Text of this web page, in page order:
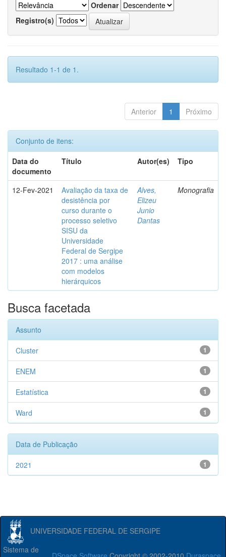
Ordenar
Registro(s)
Resultado 1-1 de 1.
Anterior 1 Próximo
Conjunto de itens:
Data do
documento
Título Autor(es) Tipo
12-Fev-2021
Avaliação da taxa de
desistência por
curso durante o
processo seletivo
SISU da
Universidade
Federal de Sergipe
2017 : uma análise
com modelos
hierárquicos
Alves,
Elizeu
Junio
Dantas
Monografia
Busca facetada
Assunto
1
Cluster
1
ENEM
1
Estatística
1
Ward
Data de Publicação
1
2021
UNIVERSIDADE FEDERAL DE SERGIPE
Sistema de